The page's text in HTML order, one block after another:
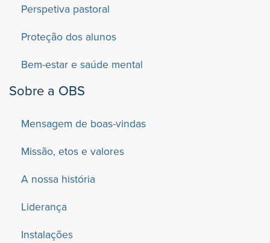
Perspetiva pastoral
Proteção dos alunos
Bem-estar e saúde mental
Sobre a OBS
Mensagem de boas-vindas
Missão, etos e valores
A nossa história
Liderança
Instalações